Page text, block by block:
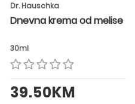
Dr. Hauschka
Dnevna krema od melise
30ml
39.50KM